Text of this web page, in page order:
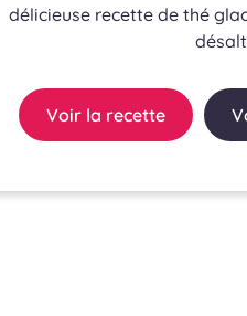
délicieuse recette de thé
Voir la recette